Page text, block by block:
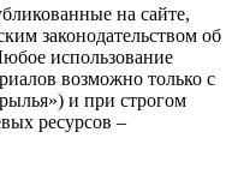
на сайте,
законодательством об
использование
возможно только с
и при строгом
ресурсов –